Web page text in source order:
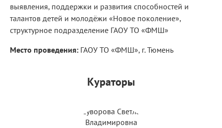
выявления, поддержки и развития способностей и
талантов детей и молодёжи «Новое поколение»,
структурное подразделение ГАОУ ТО «ФМШ»
Место проведения: ГАОУ ТО «ФМШ», г. Тюмень
Кураторы